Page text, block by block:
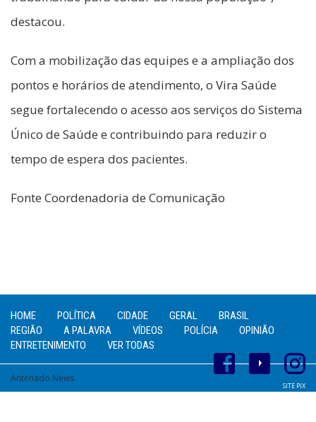
destacou.
Com a mobilização das equipes e a ampliação dos
pontos e horários de atendimento, o Vira Saúde
segue fortalecendo o acesso aos serviços do Sistema
Único de Saúde e contribuindo para reduzir o
tempo de espera dos pacientes.
Fonte Coordenadoria de Comunicação
HOME POLÍTICA CIDADE GERAL
BRASIL
REGIÃO
A PALAVRA VÍDEOS POLÍCIA
OPINIÃO
ENTRETENIMENTO
VER TODAS
Antenado News
SITE PIX